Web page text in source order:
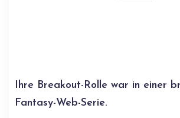
Ihre Breakout-Rolle war in einer
Fantasy-Web-Serie.